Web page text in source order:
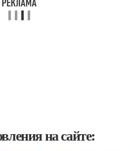
на сайте: